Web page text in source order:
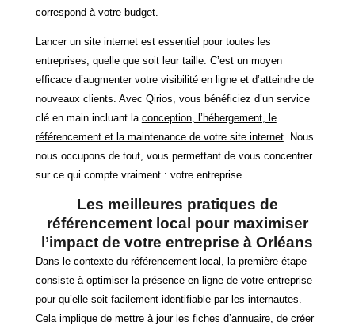
correspond à votre budget.
Lancer un site internet est essentiel pour toutes les
entreprises, quelle que soit leur taille. C’est un moyen
efficace d’augmenter votre visibilité en ligne et d’atteindre de
nouveaux clients. Avec Qirios, vous bénéficiez d’un service
clé en main incluant la conception, l’hébergement, le
référencement et la maintenance de votre site internet. Nous
nous occupons de tout, vous permettant de vous concentrer
sur ce qui compte vraiment : votre entreprise.
Les meilleures pratiques de
référencement local pour maximiser
l’impact de votre entreprise à Orléans
Dans le contexte du référencement local, la première étape
consiste à optimiser la présence en ligne de votre entreprise
pour qu’elle soit facilement identifiable par les internautes.
Cela implique de mettre à jour les fiches d’annuaire, de créer